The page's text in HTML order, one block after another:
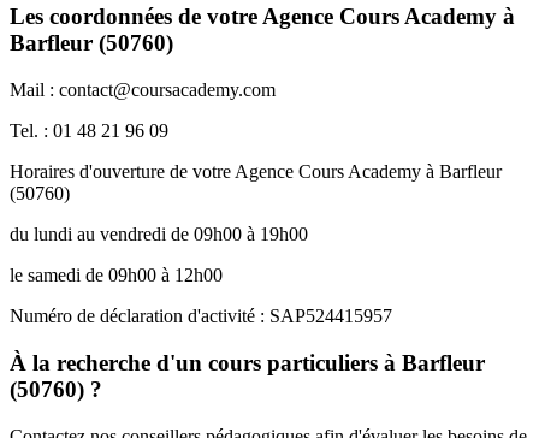
Les coordonnées de votre Agence Cours Academy à
Barfleur (50760)
Mail : contact@coursacademy.com
Tel. : 01 48 21 96 09
Horaires d'ouverture de votre Agence Cours Academy à Barfleur
(50760)
du lundi au vendredi de 09h00 à 19h00
le samedi de 09h00 à 12h00
Numéro de déclaration d'activité : SAP524415957
À la recherche d'un cours particuliers à Barfleur
(50760) ?